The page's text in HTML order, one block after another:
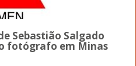
Sebastião Salgado
fotógrafo em Minas